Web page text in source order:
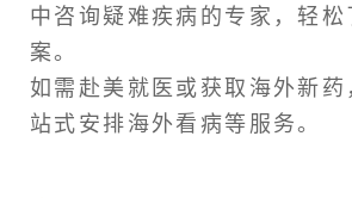
中咨询疑难疾病的专家，轻松
案。
如需 赴美就医或获取海外新
站式安排海外看病等服务。